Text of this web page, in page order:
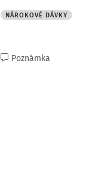
NÁROKOVÉ DÁVKY
Poznámka